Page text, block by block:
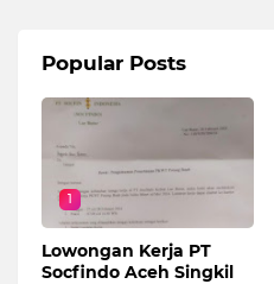
Popular Posts
1
Lowongan Kerja PT
Socfindo Aceh Singkil